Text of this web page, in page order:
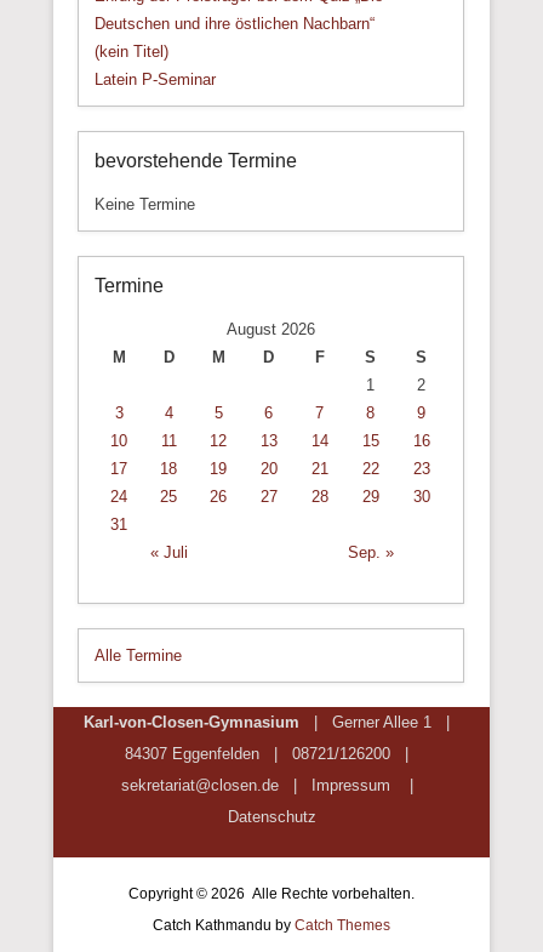
Deutschen und ihre östlichen Nachbarn“
(kein Titel)
Latein P-Seminar
bevorstehende Termine
Keine Termine
Termine
August 2026
M
D M D F S
S
1
2
3
4 5 6 7 8
9
10
11 12 13 14 15
16
17
18 19 20 21 22
23
24
25 26 27 28 29
30
31
« Juli
Sep. »
Alle Termine
Karl-von-Closen-Gymnasium
| Gerner Allee 1 |
84307 Eggenfelden | 08721/126200 |
sekretariat@closen.de | Impressum |
Datenschutz
Copyright © 2026 Alle Rechte vorbehalten.
Catch Kathmandu by Catch Themes